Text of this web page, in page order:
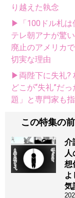
り越えた執念
▶「100ドル札は
テレ朝アナが驚
廃止のアメリカ
切実な理由
▶両陛下に失礼?
どこが“失礼”だ
題」と専門家も
この特集の
介
人
想
気